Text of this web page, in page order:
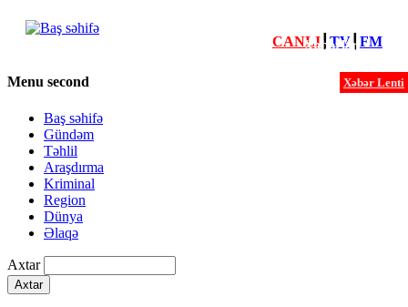
Xəbərlər
Xəbər Lenti
CANLI┃ TV┃ FM
Menu second
Baş səhifə
Gündəm
Təhlil
Araşdırma
Kriminal
Region
Dünya
Əlaqə
Axtar